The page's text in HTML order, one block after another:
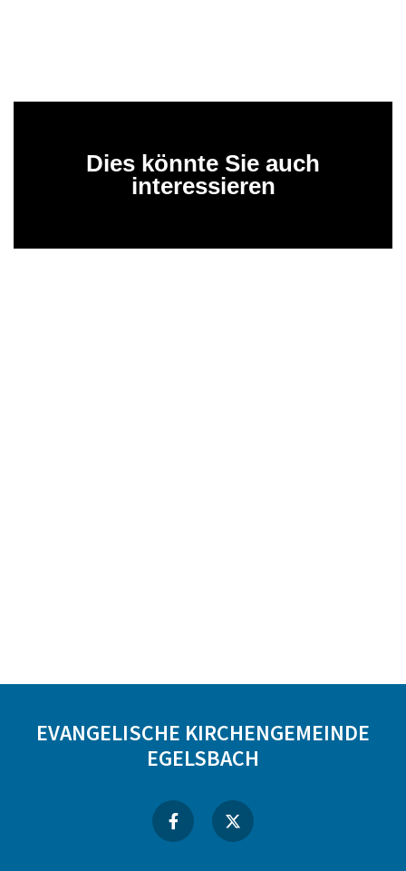
Dies könnte Sie auch
interessieren
EVANGELISCHE KIRCHENGEMEINDE
EGELSBACH